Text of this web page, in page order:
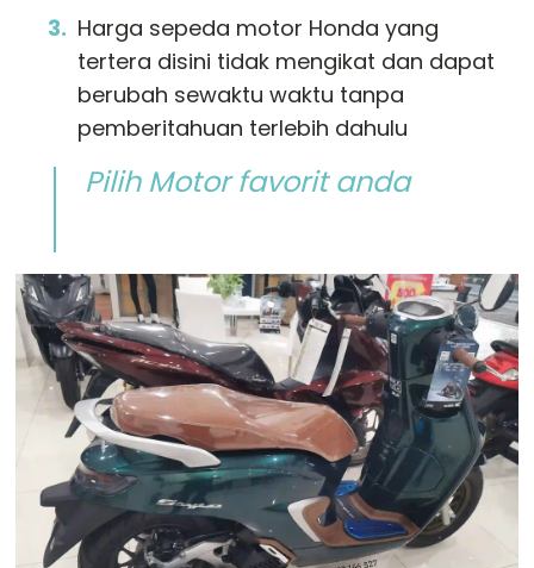
Harga sepeda motor Honda yang
tertera disini tidak mengikat dan dapat
berubah sewaktu waktu tanpa
pemberitahuan terlebih dahulu
Pilih Motor favorit anda